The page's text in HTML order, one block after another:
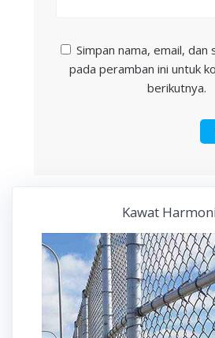
Simpan nama, email, dan
pada peramban ini untuk
berikutnya.
Kawat